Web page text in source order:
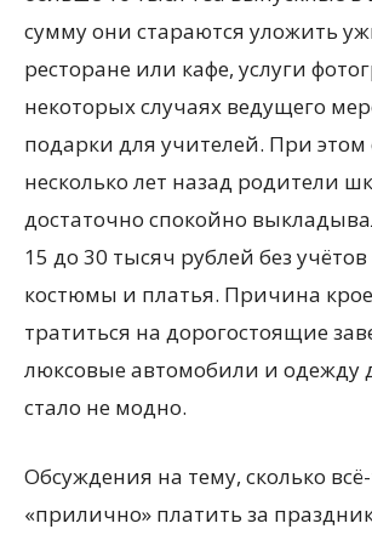
сумму они стараются уложить
ресторане или кафе, услуги
некоторых случаях ведущего
подарки для учителей. При
несколько лет назад родители
достаточно спокойно
15 до 30 тысяч рублей без
костюмы и платья. Причина
тратиться на дорогостоящие
люксовые автомобили и одежду
стало не модно.
Обсуждения на тему, сколько
«прилично» платить за